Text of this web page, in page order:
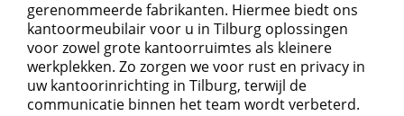
gerenommeerde fabrikanten. Hiermee biedt ons
kantoormeubilair voor u in Tilburg oplossingen
voor zowel grote kantoorruimtes als kleinere
werkplekken. Zo zorgen we voor rust en privacy in
uw kantoorinrichting in Tilburg, terwijl de
communicatie binnen het team wordt verbeterd.